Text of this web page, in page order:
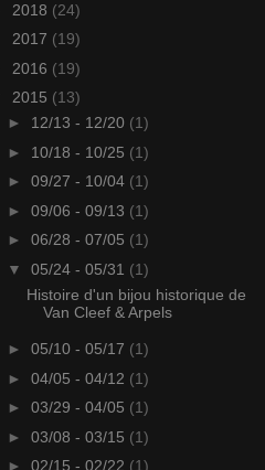
2018 (24)
2017 (19)
2016 (19)
2015 (13)
► 12/13 - 12/20 (1)
► 10/18 - 10/25 (1)
► 09/27 - 10/04 (1)
► 09/06 - 09/13 (1)
► 06/28 - 07/05 (1)
▼ 05/24 - 05/31 (1)
Histoire d'un bijou historique de
Van Cleef & Arpels
► 05/10 - 05/17 (1)
► 04/05 - 04/12 (1)
► 03/29 - 04/05 (1)
► 03/08 - 03/15 (1)
► 02/15 - 02/22 (1)